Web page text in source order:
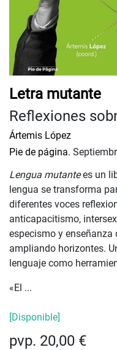
Letra mutante
Reflexiones
Ártemis López
Pie de página.
Lengua mutantees un
lengua se transforma
diferentes voces
anticapacitismo,
especismo y enseñanza
ampliando horizontes.
lenguaje como
«El ...
[Disponible]
pvp. 20,00 €